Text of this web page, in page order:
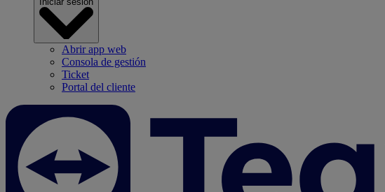
Abrir app web
Consola de gestión
Ticket
Portal del cliente